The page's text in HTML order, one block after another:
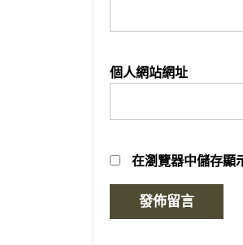
個人網站網址
在瀏覽器中儲存顯